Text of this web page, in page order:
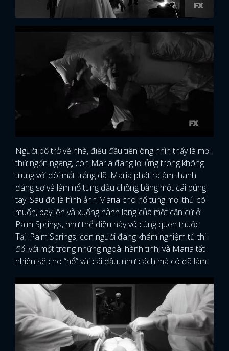
Người bố trở về nhà, điều đầu tiên ông nhìn thấy là mọi
thứ ngổn ngang, còn Maria đang lơ lửng trong không
trung với đôi mắt trắng dã. Maria phát ra âm thanh
đáng sợ và làm nổ tung đầu chồng bằng một cái búng
tay. Sau đó là hình ảnh Maria cho nổ tung mọi thứ cô
muốn, bay lên và xuống hành lang của một căn cứ ở
Palm Springs, như thể điều này vô cùng quen thuộc.
Tại Palm Springs, con người đang khám nghiệm tử thi
đối với một trong những ngoài hành tinh, và Maria tất
nhiên sẽ cho “nổ” vài cái đầu, như cách mà cô đã làm.